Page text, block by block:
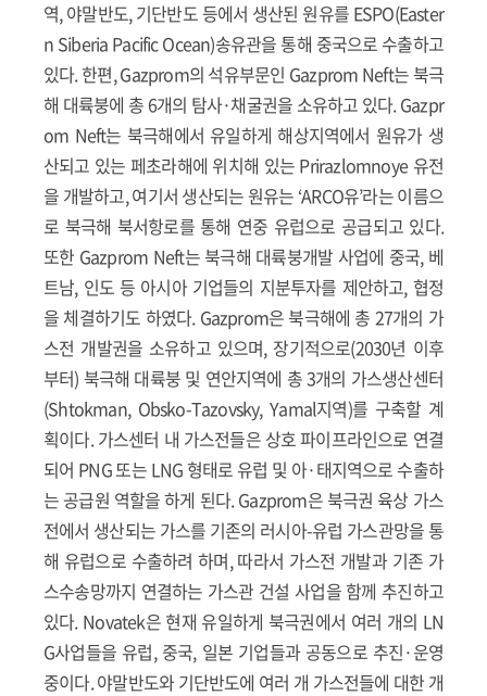
역, 야말반도, 기단반도 등에서 생산된 원유를 ESPO(Easter
n Siberia Pacific Ocean)송유관을 통해 중국으로 수출하고
있다. 한편, Gazprom의 석유부문인 Gazprom Neft는 북극
해 대륙붕에 총 6개의 탐사·채굴권을 소유하고 있다. Gazpr
om Neft는 북극해에서 유일하게 해상지역에서 원유가 생
산되고 있는 페초라해에 위치해 있는 Prirazlomnoye 유전
을 개발하고, 여기서 생산되는 원유는 ‘ARCO유’라는 이름으
로 북극해 북서항로를 통해 연중 유럽으로 공급되고 있다.
또한 Gazprom Neft는 북극해 대륙붕개발 사업에 중국, 베
트남, 인도 등 아시아 기업들의 지분투자를 제안하고, 협정
을 체결하기도 하였다. Gazprom은 북극해에 총 27개의 가
스전 개발권을 소유하고 있으며, 장기적으로(2030년 이후
부터) 북극해 대륙붕 및 연안지역에 총 3개의 가스생산센터
(Shtokman, Obsko-Tazovsky, Yamal지역)를 구축할 계
획이다. 가스센터 내 가스전들은 상호 파이프라인으로 연결
되어 PNG 또는 LNG 형태로 유럽 및 아·태지역으로 수출하
는 공급원 역할을 하게 된다. Gazprom은 북극권 육상 가스
전에서 생산되는 가스를 기존의 러시아-유럽 가스관망을 통
해 유럽으로 수출하려 하며, 따라서 가스전 개발과 기존 가
스수송망까지 연결하는 가스관 건설 사업을 함께 추진하고
있다. Novatek은 현재 유일하게 북극권에서 여러 개의 LN
G사업들을 유럽, 중국, 일본 기업들과 공동으로 추진·운영
중이다. 야말반도와 기단반도에 여러 개 가스전들에 대한 개